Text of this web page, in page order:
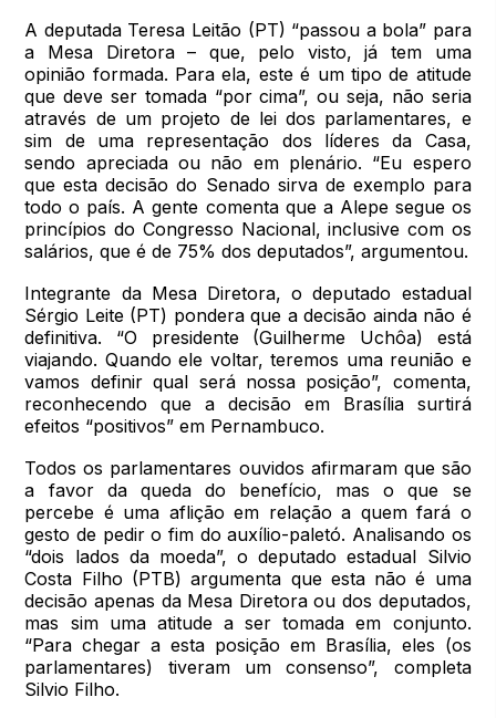
A deputada Teresa Leitão (PT) “passou a bola” para
a Mesa Diretora – que, pelo visto, já tem uma
opinião formada. Para ela, este é um tipo de atitude
que deve ser tomada “por cima”, ou seja, não seria
através de um projeto de lei dos parlamentares, e
sim de uma representação dos líderes da Casa,
sendo apreciada ou não em plenário. “Eu espero
que esta decisão do Senado sirva de exemplo para
todo o país. A gente comenta que a Alepe segue os
princípios do Congresso Nacional, inclusive com os
salários, que é de 75% dos deputados”, argumentou.
Integrante da Mesa Diretora, o deputado estadual
Sérgio Leite (PT) pondera que a decisão ainda não é
definitiva. “O presidente (Guilherme Uchôa) está
viajando. Quando ele voltar, teremos uma reunião e
vamos definir qual será nossa posição”, comenta,
reconhecendo que a decisão em Brasília surtirá
efeitos “positivos” em Pernambuco.
Todos os parlamentares ouvidos afirmaram que são
a favor da queda do benefício, mas o que se
percebe é uma aflição em relação a quem fará o
gesto de pedir o fim do auxílio-paletó. Analisando os
“dois lados da moeda”, o deputado estadual Silvio
Costa Filho (PTB) argumenta que esta não é uma
decisão apenas da Mesa Diretora ou dos deputados,
mas sim uma atitude a ser tomada em conjunto.
“Para chegar a esta posição em Brasília, eles (os
parlamentares) tiveram um consenso”, completa
Silvio Filho.